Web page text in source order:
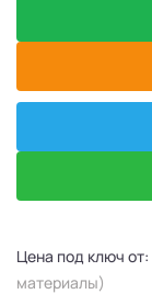
Цена под ключ от:
материалы)